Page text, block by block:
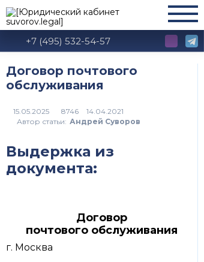
+7 (495) 532-54-57
Договор почтового
обслуживания
8746
Автор статьи: Андрей Суворов
Выдержка из
документа:
Договор
почтового обслуживания
г. Москва